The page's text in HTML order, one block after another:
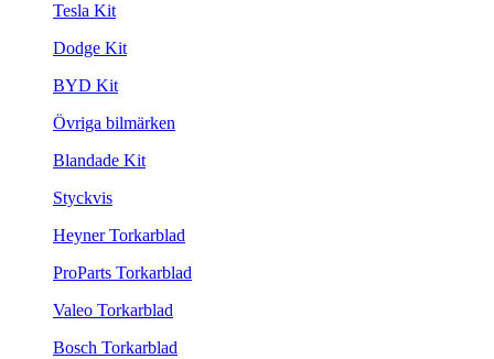
Tesla Kit
Dodge Kit
BYD Kit
Övriga bilmärken
Blandade Kit
Styckvis
Heyner Torkarblad
ProParts Torkarblad
Valeo Torkarblad
Bosch Torkarblad